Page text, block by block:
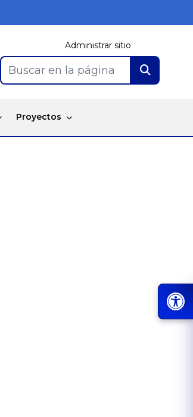
Administrar sitio
Buscar en la página
Proyectos